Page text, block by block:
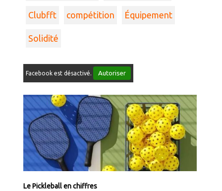
Clubfft compétition Équipement
Solidité
Facebook est désactivé. Autoriser
Le Pickleball en chiffres